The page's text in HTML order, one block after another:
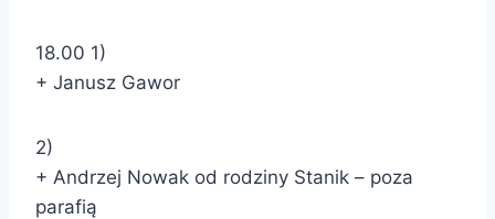
18.00 1)
+ Janusz Gawor
2)
+ Andrzej Nowak od rodziny Stanik – poza
parafią